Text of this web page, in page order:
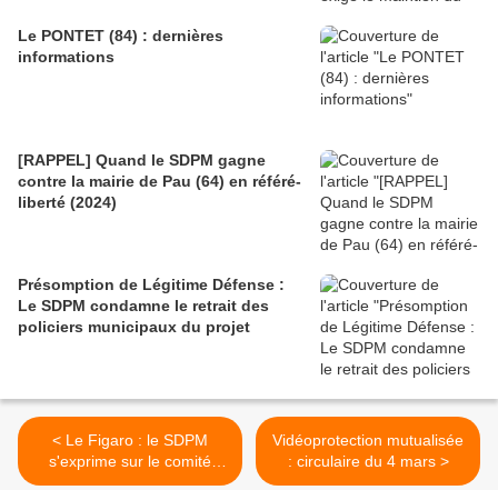
Le PONTET (84) : dernières
informations
[RAPPEL] Quand le SDPM gagne
contre la mairie de Pau (64) en référé-
liberté (2024)
Présomption de Légitime Défense :
Le SDPM condamne le retrait des
policiers municipaux du projet
< Le Figaro : le SDPM
s'exprime sur le comité
d'éthique de la police
Vidéoprotection mutualisée
: circulaire du 4 mars >